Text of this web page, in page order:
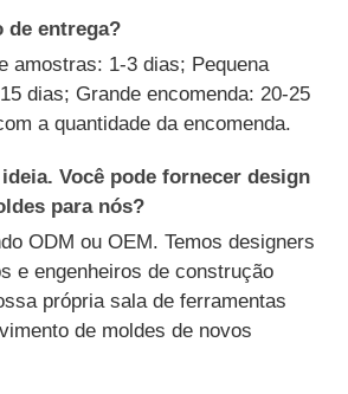
de entrega?
amostras: 1-3 dias; Pequena
dias; Grande encomenda: 20-25
a quantidade da encomenda.
Você pode fornecer design
para nós?
ODM ou OEM. Temos designers
e engenheiros de construção
própria sala de ferramentas
de moldes de novos